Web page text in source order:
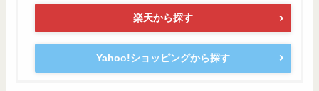
楽天から探す
Yahoo!ショッピングから探す